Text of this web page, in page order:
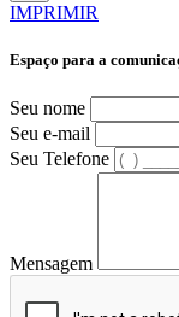
IMPRIMIR
Espaço para a
Seu nome
Seu e-mail
Seu Telefone
Mensagem